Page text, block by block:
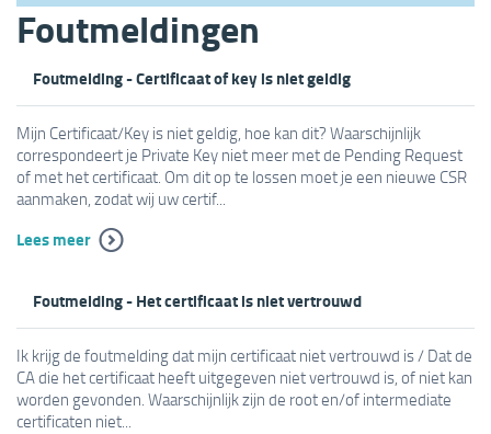
Foutmeldingen
Foutmelding - Certificaat of key is niet geldig
Mijn Certificaat/Key is niet geldig, hoe kan dit? Waarschijnlijk
correspondeert je Private Key niet meer met de Pending Request
of met het certificaat. Om dit op te lossen moet je een nieuwe CSR
aanmaken, zodat wij uw certif...
Lees meer
Foutmelding - Het certificaat is niet vertrouwd
Ik krijg de foutmelding dat mijn certificaat niet vertrouwd is / Dat de
CA die het certificaat heeft uitgegeven niet vertrouwd is, of niet kan
worden gevonden. Waarschijnlijk zijn de root en/of intermediate
certificaten niet...